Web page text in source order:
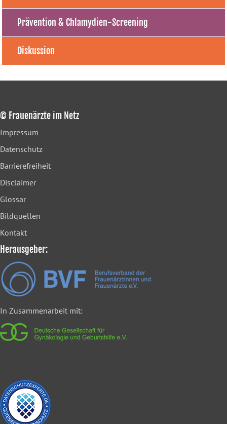
Prävention & Chlamydien-Screening
Diskussion
© Frauenärzte im Netz
Impressum
Datenschutz
Barrierefreiheit
Disclaimer
Glossar
Bildquellen
Kontakt
Herausgeber:
In Zusammenarbeit mit: